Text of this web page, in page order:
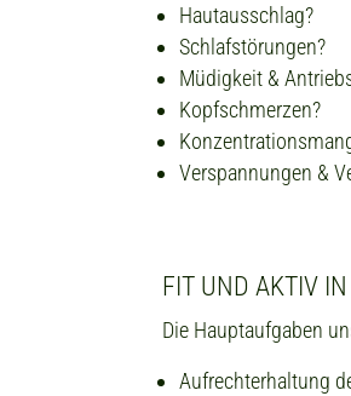
Hautausschlag?
Schlafstörungen?
Müdigkeit &
Kopfschmerzen?
Verspannungen &
FIT UND AKTIV
Die Hauptaufgaben
Aufrechterhaltung